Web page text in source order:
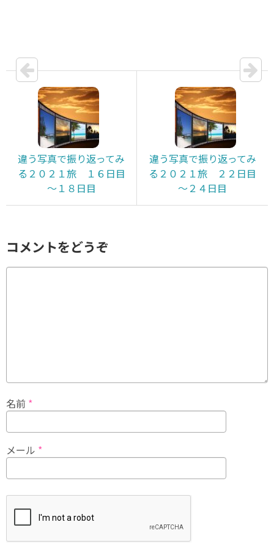
違う写真で振り返ってみ
る２０２１旅 １６日目
～１８日目
違う写真で振り返ってみ
る２０２１旅 ２２日目
～２４日目
コメントをどうぞ
名前 *
メール *